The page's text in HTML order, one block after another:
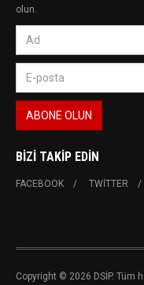
olun.
BIZI TAKIP EDIN
FACEBOOK TWITTER
Copyright © 2026 DSİP. Tüm